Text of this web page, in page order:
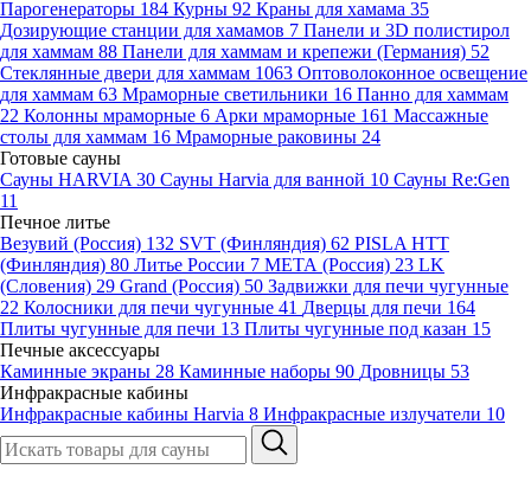
Парогенераторы 184 Курны 92 Краны для хамама 35
Дозирующие станции для хамамов 7 Панели и 3D полистирол
для хаммам 88 Панели для хаммам и крепежи (Германия) 52
Стеклянные двери для хаммам 1063 Оптоволоконное освещение
для хаммам 63 Мраморные светильники 16 Панно для хаммам
22 Колонны мраморные 6 Арки мраморные 161 Массажные
столы для хаммам 16 Мраморные раковины 24
Готовые сауны
Сауны HARVIA 30 Сауны Harvia для ванной 10 Сауны Re:Gen
11
Печное литье
Везувий (Россия) 132 SVT (Финляндия) 62 PISLA HTT
(Финляндия) 80 Литье России 7 МЕТА (Россия) 23 LK
(Словения) 29 Grand (Россия) 50 Задвижки для печи чугунные
22 Колосники для печи чугунные 41 Дверцы для печи 164
Плиты чугунные для печи 13 Плиты чугунные под казан 15
Печные аксессуары
Каминные экраны 28 Каминные наборы 90 Дровницы 53
Инфракрасные кабины
Инфракрасные кабины Harvia 8 Инфракрасные излучатели 10